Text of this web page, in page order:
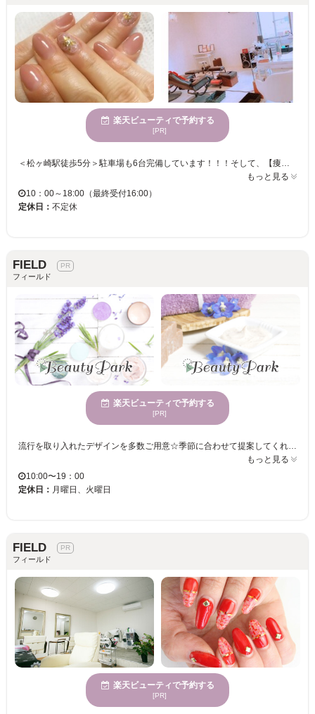
楽天ビューティで予約する
[PR]
＜松ヶ崎駅徒歩5分＞駐車場も6台完備しています！！！そして、【痩身・まつ毛パーマ・マツエク・フェイシャル・眉毛まわりの無駄毛処理】も併設しており、一ヵ所で「キレイ」が叶う☆彡 経験豊富な話しやすいネイリストが、丁寧にカウンセリングを行い、アナタの「理想のネイル」へと仕上げます◎カラーやデザインなど種類も豊富にご用意しておりますので、どんなネイルでもお任せください♪「やり放題」メニューもございますので、アナタだけのネイルも可能◎ 横並びに机がある...隣の人が気になる...など皆様のネイルサロンのお悩みを解決すべく周りを気にせず、静かに贅沢なサロンタイムをお過ごしください♬ 皆さまのご来店を心からお待ちしております。
もっと見る
10：00～18:00（最終受付16:00）
定休日： 不定休
FIELD
フィールド
楽天ビューティで予約する
[PR]
もっと見る
10:00〜19：00
定休日： 月曜日、火曜日
FIELD
フィールド
楽天ビューティで予約する
[PR]